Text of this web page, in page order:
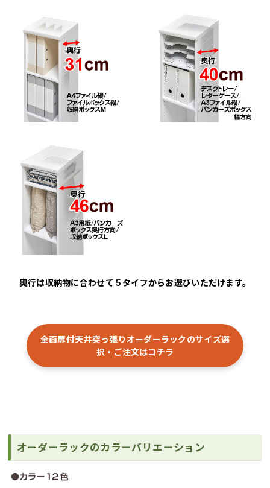
奥行は収納物に合わせて５タイプからお選びいただけます。
全面扉付天井突っ張りオーダーラックのサイズ選
択・ご注文はコチラ
オーダーラックのカラーバリエーション